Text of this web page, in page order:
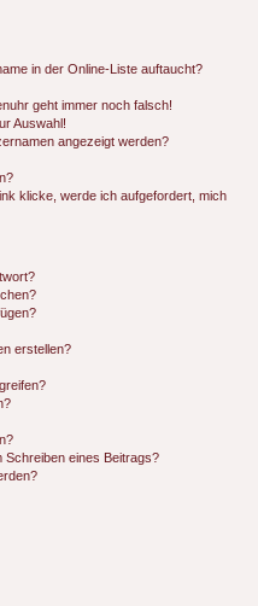
in der Online-Liste auftaucht?
geht immer noch falsch!
Auswahl!
angezeigt werden?
klicke, werde ich aufgefordert, mich
erstellen?
Schreiben eines Beitrags?